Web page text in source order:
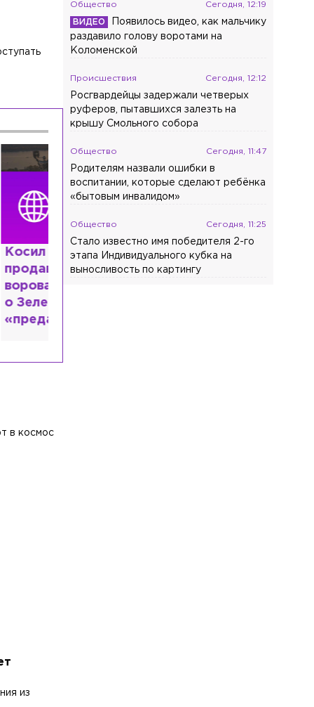
что
в космос
из
Общество Сегодня, 12:19
Появилось видео, как мальчику
раздавило голову воротами на
Коломенской
Происшествия Сегодня, 12:12
Росгвардейцы задержали четверых
руферов, пытавшихся залезть на
крышу Смольного собора
Общество Сегодня, 11:47
Родителям назвали ошибки в
воспитании, которые сделают ребёнка
«бытовым инвалидом»
Общество Сегодня, 11:25
Стало известно имя победителя 2-го
этапа Индивидуального кубка на
выносливость по картингу